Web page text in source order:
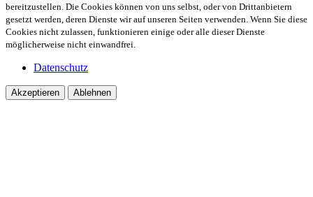
bereitzustellen. Die Cookies können von uns selbst, oder von Drittanbietern
gesetzt werden, deren Dienste wir auf unseren Seiten verwenden. Wenn Sie diese
Cookies nicht zulassen, funktionieren einige oder alle dieser Dienste
möglicherweise nicht einwandfrei.
Datenschutz
Akzeptieren Ablehnen